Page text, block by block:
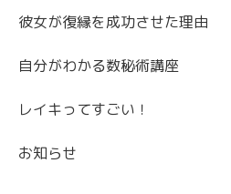
彼女が復縁を成功させた理由
自分がわかる数秘術講座
レイキってすごい！
お知らせ